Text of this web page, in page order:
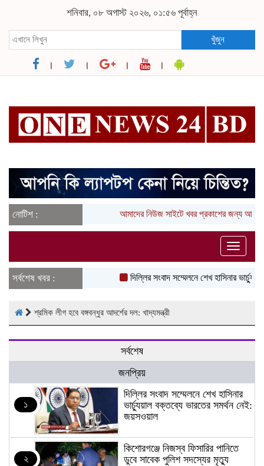
শনিবার, ০৮ অগাস্ট ২০২৬, ০১:৫৬ পূর্বাহ্ন
খুঁজুন
নোটিশ : আমাদের নিউজ সাইটে খবর প্রকাশের জন্য
Toggle
সর্বশেষ খবর :
দিল্লির সংবাদ সম্মেলনে শেখ হাসিনার
শ্রমিক লীগ হবে বঙ্গবন্ধুর আদর্শের দল: খাদ্যমন্ত্রী
সর্বশেষ
জনপ্রিয়
১
দিল্লির সংবাদ সম্মেলনে শেখ হাসিনার
ভার্চ্যুয়াল বক্তব্যে ভারতের সমর্থন নেই:
জয়সওয়াল
২
কিশোরগঞ্জে নিজস্ব ফিসারির পানিতে
ডুবে সাবেক পুলিশ সদস্যের মৃত্যু